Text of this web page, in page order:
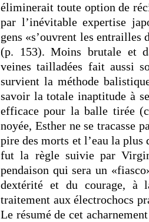
éliminerait toute option de
par l’inévitable expertise
gens «s’ouvrent les entrailles
(p. 153). Moins brutale et
veines tailladées fait aussi
survient la méthode
savoir la totale inaptitude à
efficace pour la balle tirée
noyée, Esther ne se tracasse
pire des morts et l’eau la plus
fut la règle suivie par
pendaison qui sera un
dextérité et du courage, à
traitement aux électrochocs
Le résumé de cet